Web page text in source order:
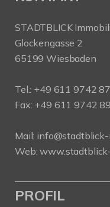
STADTBLICK
Glockengasse 2
65199 Wiesbaden
Tel.: +49 611 9742
Fax: +49 611 9742
Mail:
Web:
PROFIL